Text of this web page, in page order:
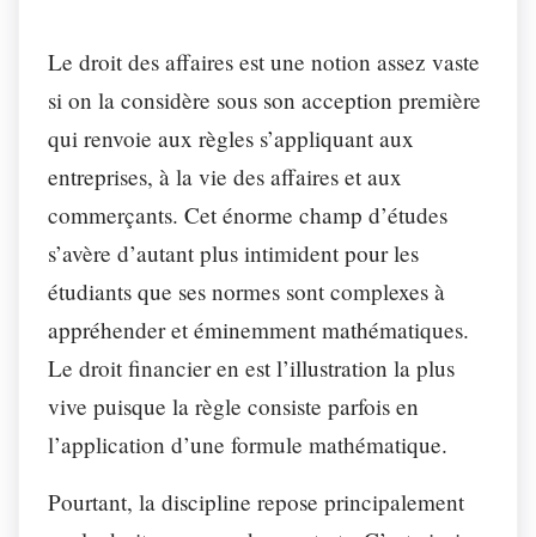
Le droit des affaires est une notion assez vaste
si on la considère sous son acception première
qui renvoie aux règles s’appliquant aux
entreprises, à la vie des affaires et aux
commerçants. Cet énorme champ d’études
s’avère d’autant plus intimident pour les
étudiants que ses normes sont complexes à
appréhender et éminemment mathématiques.
Le droit financier en est l’illustration la plus
vive puisque la règle consiste parfois en
l’application d’une formule mathématique.
Pourtant, la discipline repose principalement